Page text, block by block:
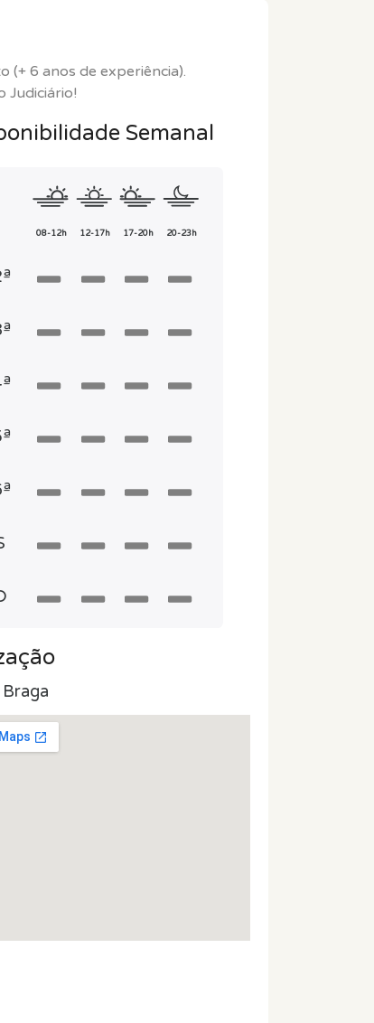
(+ 6 anos de experiência).
Judiciário!
Semanal
08-12h 12-17h 17-20h 20-23h